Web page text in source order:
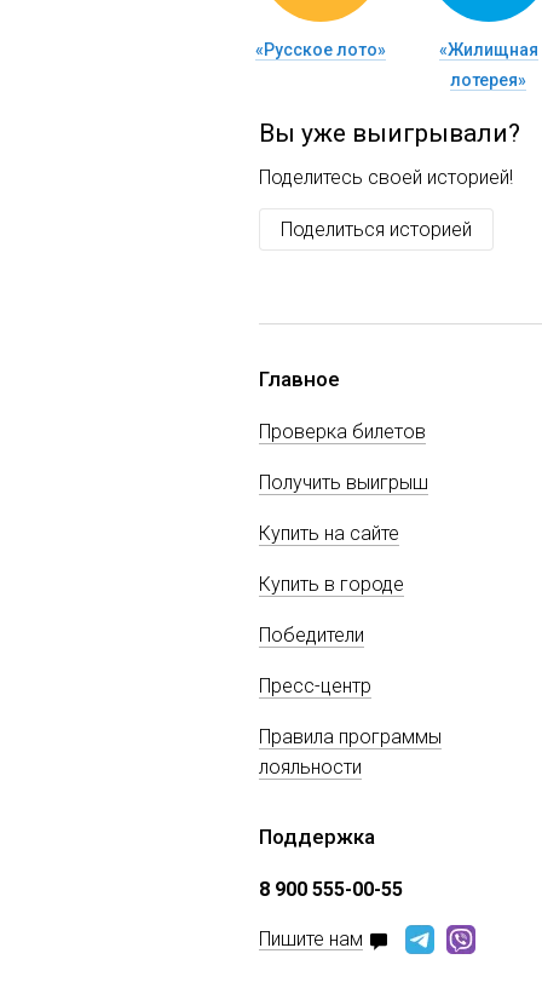
«Русское лото»
«Жилищная
лотерея»
Вы уже выигрывали?
Поделитесь своей историей!
Поделиться историей
Главное
Проверка билетов
Получить выигрыш
Купить на сайте
Купить в городе
Победители
Пресс-центр
Правила программы
лояльности
Поддержка
8 900 555-00-55
Пишите нам